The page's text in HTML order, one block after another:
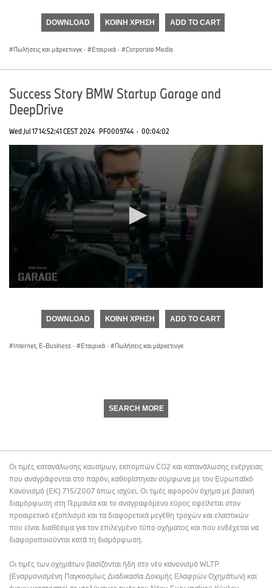
seconds
DOWNLOAD ΚΟΙΝΉ ΧΡΉΣΗ ADD TO CART
Πωλήσεις και μάρκετινγκ · Εταιρικά · Corporate Media
Success Story BMW Startup Garage and
DeepDrive
Wed Jul 17 14:52:41 CEST 2024 PF0009744 · 00:04:02
seconds
DOWNLOAD ΚΟΙΝΉ ΧΡΉΣΗ ADD TO CART
Internet, E-Business · Εταιρικά · Πωλήσεις και μάρκετινγκ
SEARCH MORE
Οι τιμές κατανάλωσης καυσίμων, εκπομπών CO2 και κατανάλωσης ενέργειας
που αναγράφονται στο παρόν, καθορίστηκαν σύμφωνα με τον Ευρωπαϊκό
Κανονισμό (ΕΚ) 715/2007 όπως ισχύει. Οι τιμές αφορούν όχημα με βασική
διαμόρφωση στη Γερμανία και το αναγραφόμενο εύρος οφείλεται στον
προαιρετικό εξοπλισμό και τα διαφορετικά μεγέθη τροχών και ελαστικών
που είναι διαθέσιμα για τον επιλεγμένο τύπο οχήματος και που ενδέχεται να
διαφοροποιούνται κατά τη διαμόρφωση.
Οι τιμές των οχημάτων βασίζονται ήδη στο νέο κανονισμό WLTP
(Εναρμονισμένη Παγκοσμίως Διαδικασία Δοκιμής Ελαφρών Οχημάτων) και